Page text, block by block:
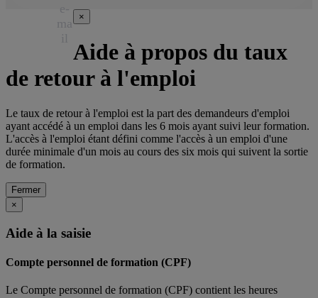
e-
ma
il
×
Aide à propos du taux
de retour à l'emploi
Le taux de retour à l'emploi est la part des demandeurs d'emploi
ayant accédé à un emploi dans les 6 mois ayant suivi leur formation.
L'accès à l'emploi étant défini comme l'accès à un emploi d'une
durée minimale d'un mois au cours des six mois qui suivent la sortie
de formation.
Fermer
×
Aide à la saisie
Compte personnel de formation (CPF)
Le Compte personnel de formation (CPF) contient les heures